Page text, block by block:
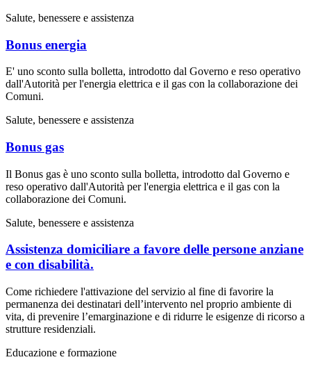
Salute, benessere e assistenza
Bonus energia
E' uno sconto sulla bolletta, introdotto dal Governo e reso operativo
dall'Autorità per l'energia elettrica e il gas con la collaborazione dei
Comuni.
Salute, benessere e assistenza
Bonus gas
Il Bonus gas è uno sconto sulla bolletta, introdotto dal Governo e
reso operativo dall'Autorità per l'energia elettrica e il gas con la
collaborazione dei Comuni.
Salute, benessere e assistenza
Assistenza domiciliare a favore delle persone anziane
e con disabilità.
Come richiedere l'attivazione del servizio al fine di favorire la
permanenza dei destinatari dell’intervento nel proprio ambiente di
vita, di prevenire l’emarginazione e di ridurre le esigenze di ricorso a
strutture residenziali.
Educazione e formazione